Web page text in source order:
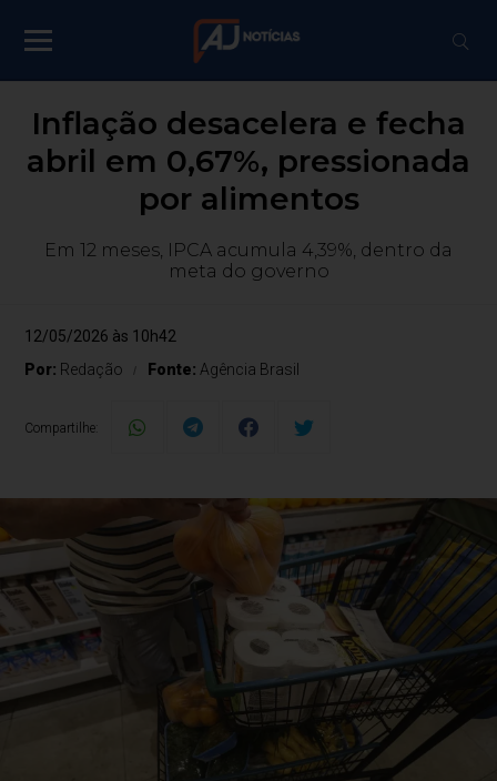
Inflação desacelera e fecha
abril em 0,67%, pressionada
por alimentos
Em 12 meses, IPCA acumula 4,39%, dentro da
meta do governo
12/05/2026 às 10h42
Por: Redação Fonte: Agência Brasil
Compartilhe: